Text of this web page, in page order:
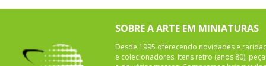
SOBRE A ARTE EM MINIATURAS
Desde 1995 oferecendo novidades e
e colecionadores. Itens retro (anos 80),